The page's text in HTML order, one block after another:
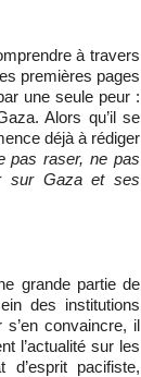
à travers
premières pages
une seule peur :
Alors qu’il se
déjà à rédiger
pas raser, ne pas
sur Gaza et ses
grande partie de
des institutions
convaincre, il
l’actualité sur les
pacifiste,